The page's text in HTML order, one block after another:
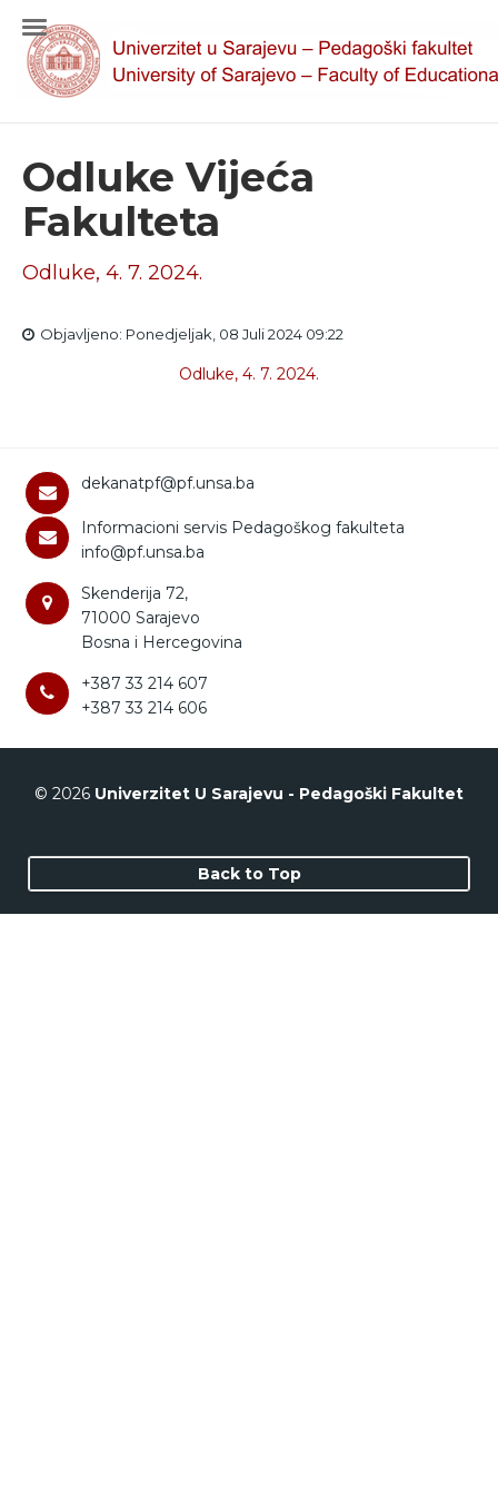
Odluke Vijeća
Fakulteta
Odluke, 4. 7. 2024.
Objavljeno: Ponedjeljak, 08 Juli 2024 09:22
Odluke, 4. 7. 2024.
dekanatpf@pf.unsa.ba
Informacioni servis Pedagoškog fakulteta
info@pf.unsa.ba
Skenderija 72,
71000 Sarajevo
Bosna i Hercegovina
+387 33 214 607
+387 33 214 606
© 2026 Univerzitet U Sarajevu - Pedagoški Fakultet
Back to Top